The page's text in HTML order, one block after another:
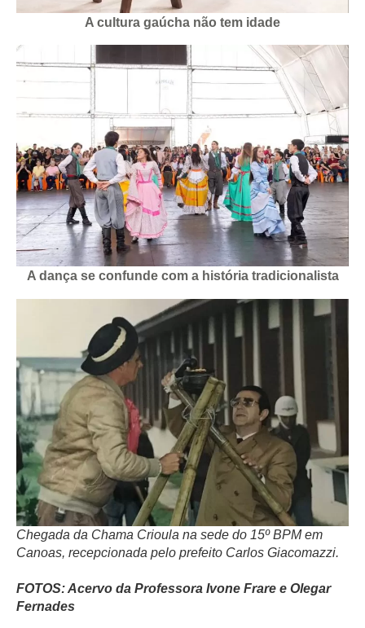
A cultura gaúcha não tem idade
A dança se confunde com a história tradicionalista
Chegada da Chama Crioula na sede do 15º BPM em
Canoas, recepcionada pelo prefeito Carlos Giacomazzi.
FOTOS: Acervo da Professora Ivone Frare e Olegar
Fernades